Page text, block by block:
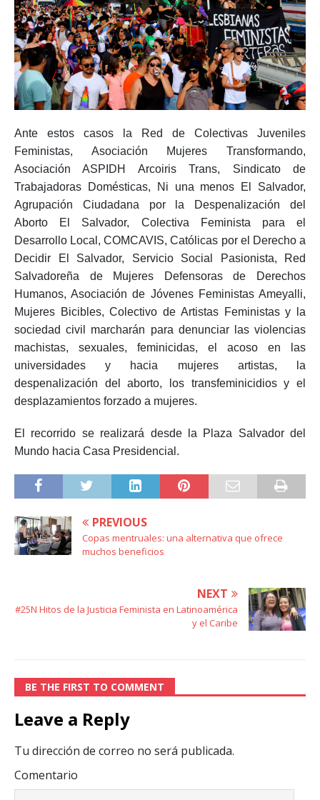
Ante estos casos la Red de Colectivas Juveniles
Feministas, Asociación Mujeres Transformando,
Asociación ASPIDH Arcoiris Trans, Sindicato de
Trabajadoras Domésticas, Ni una menos El Salvador,
Agrupación Ciudadana por la Despenalización del
Aborto El Salvador, Colectiva Feminista para el
Desarrollo Local, COMCAVIS, Católicas por el Derecho a
Decidir El Salvador, Servicio Social Pasionista, Red
Salvadoreña de Mujeres Defensoras de Derechos
Humanos, Asociación de Jóvenes Feministas Ameyalli,
Mujeres Bicibles, Colectivo de Artistas Feministas y la
sociedad civil marcharán para denunciar las violencias
machistas, sexuales, feminicidas, el acoso en las
universidades y hacia mujeres artistas, la
despenalización del aborto, los transfeminicidios y el
desplazamientos forzado a mujeres.
El recorrido se realizará desde la Plaza Salvador del
Mundo hacia Casa Presidencial.
PREVIOUS
Copas mentruales: una alternativa que ofrece
muchos beneficios
NEXT
#25N Hitos de la Justicia Feminista en Latinoamérica
y el Caribe
BE THE FIRST TO COMMENT
Leave a Reply
Tu dirección de correo no será publicada.
Comentario